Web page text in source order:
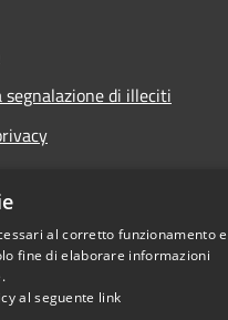
segnalazione di illeciti
accessibilità
inaccessibilità
al corretto funzionamento e
fine di elaborare informazioni
al seguente link